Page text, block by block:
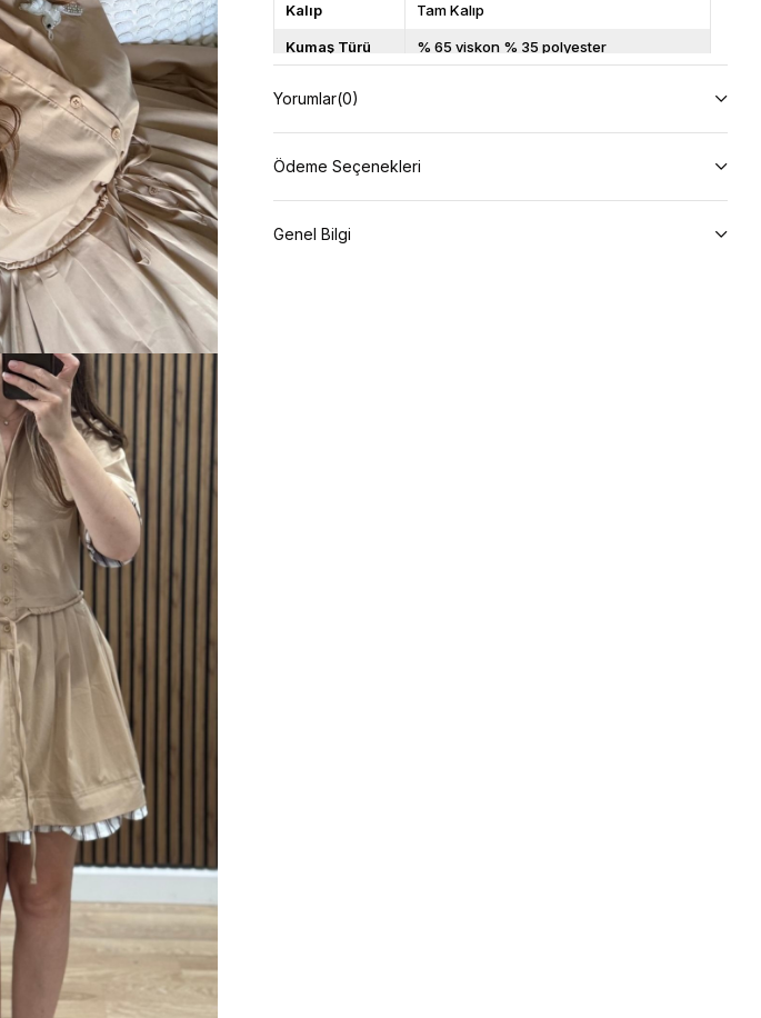
Kalıp Tam Kalıp
Kumaş Türü % 65 viskon % 35 polyester
Üzerindeki
66, Basen: 98
Ürün Boyu 87
Açıklama
Yorumlar(0)
Ödeme Seçenekleri
Genel Bilgi